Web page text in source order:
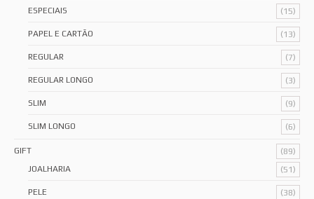
ESPECIAIS (15)
PAPEL E CARTÃO (13)
REGULAR (7)
REGULAR LONGO (3)
SLIM (9)
SLIM LONGO (6)
GIFT
(89)
JOALHARIA
(51)
PELE (38)